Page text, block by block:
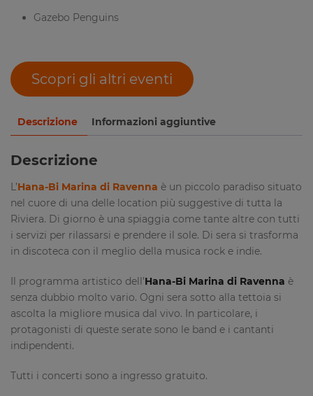
Gazebo Penguins
Scopri gli altri eventi
Descrizione Informazioni aggiuntive
Descrizione
L’Hana-Bi Marina di Ravenna è un piccolo paradiso situato
nel cuore di una delle location più suggestive di tutta la
Riviera. Di giorno è una spiaggia come tante altre con tutti
i servizi per rilassarsi e prendere il sole. Di sera si trasforma
in discoteca con il meglio della musica rock e indie.
Il programma artistico dell’Hana-Bi Marina di Ravenna è
senza dubbio molto vario. Ogni sera sotto alla tettoia si
ascolta la migliore musica dal vivo. In particolare, i
protagonisti di queste serate sono le band e i cantanti
indipendenti.
Tutti i concerti sono a ingresso gratuito.